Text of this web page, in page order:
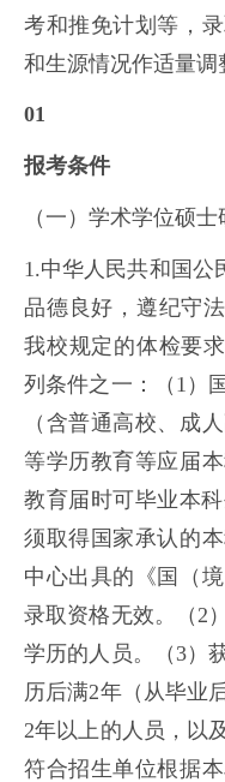
考和推免计划等，
和生源情况作适量调
01
报考条件
（一）学术学位硕
1.中华人民共和国公
品德良好，遵纪守
我校规定的体检要
列条件之一：（1）
（含普通高校、成
等学历教育等应届
教育届时可毕业本
须取得国家承认的
中心出具的《国（
录取资格无效。（2
学历的人员。（3）
历后满2年（从毕业
2年以上的人员，以
符合招生单位根据